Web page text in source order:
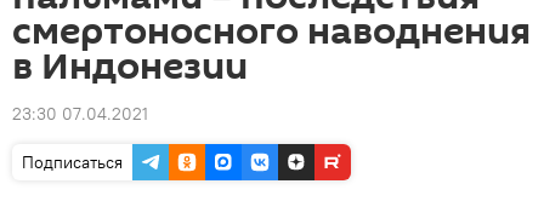
смертоносного наводнения
в Индонезии
23:30 07.04.2021
Подписаться